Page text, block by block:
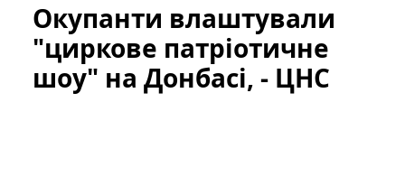
Окупанти влаштували
"циркове патріотичне
шоу" на Донбасі, - ЦНС